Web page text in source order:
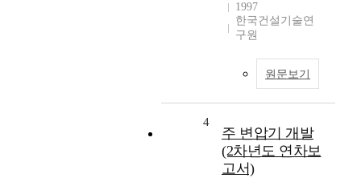
1997
한국건설기술연
구원
원문보기
4
주 변압기 개발
(2차년도 연차보
고서)